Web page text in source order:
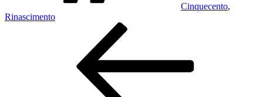
Cinquecento,
Rinascimento